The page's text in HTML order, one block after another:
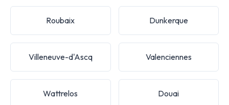
Roubaix Dunkerque
Villeneuve-d'Ascq Valenciennes
Wattrelos Douai